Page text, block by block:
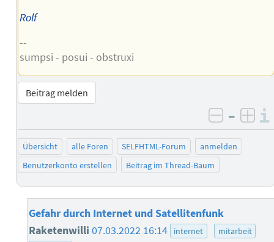
Rolf
--
sumpsi - posui - obstruxi
Beitrag melden
negativ
–
Übersicht alle Foren SELFHTML-Forum
anmelden
Benutzerkonto erstellen
Beitrag im Thread-Baum
Gefahr durch Internet und Satellitenfunk
Raketenwilli 07.03.2022 16:14 internet
mitarbeit